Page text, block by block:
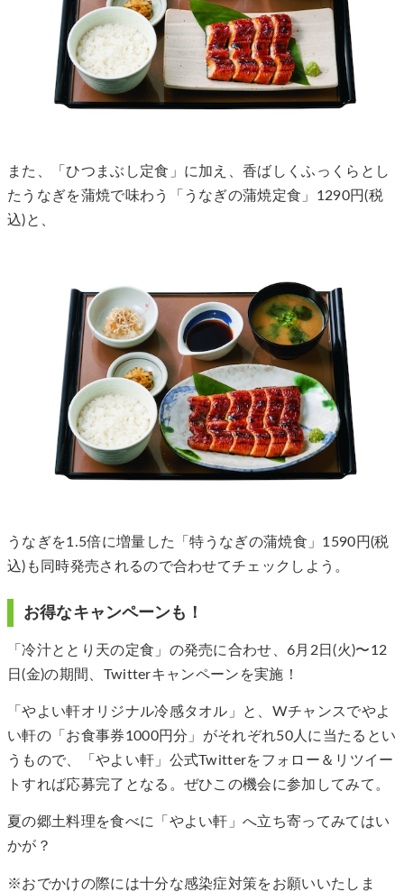
また、「ひつまぶし定食」に加え、香ばしくふっくらとし
たうなぎを蒲焼で味わう「うなぎの蒲焼定食」1290円(税
込)と、
うなぎを1.5倍に増量した「特うなぎの蒲焼食」1590円(税
込)も同時発売されるので合わせてチェックしよう。
お得なキャンペーンも！
「冷汁ととり天の定食」の発売に合わせ、6月2日(火)〜12
日(金)の期間、Twitterキャンペーンを実施！
「やよい軒オリジナル冷感タオル」と、Wチャンスでやよ
い軒の「お食事券1000円分」がそれぞれ50人に当たるとい
うもので、「やよい軒」公式Twitterをフォロー＆リツイー
トすれば応募完了となる。ぜひこの機会に参加してみて。
夏の郷土料理を食べに「やよい軒」へ立ち寄ってみてはい
かが？
※おでかけの際には十分な感染症対策をお願いいたしま